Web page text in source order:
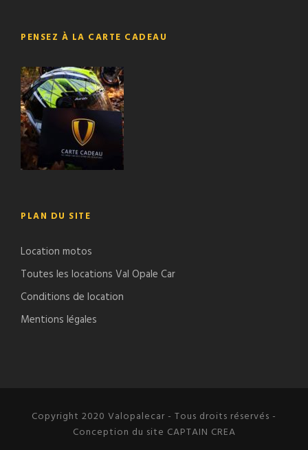
PENSEZ À LA CARTE CADEAU
PLAN DU SITE
Location motos
Toutes les locations Val Opale Car
Conditions de location
Mentions légales
Copyright 2020 Valopalecar - Tous droits réservés -
Conception du site CAPTAIN CREA